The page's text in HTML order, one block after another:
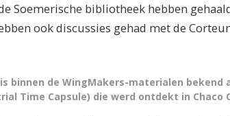
Soemerische bibliotheek hebben
ook discussies gehad met de
binnen de WingMakers-materialen bekend
Time Capsule) die werd ontdekt in Chaco